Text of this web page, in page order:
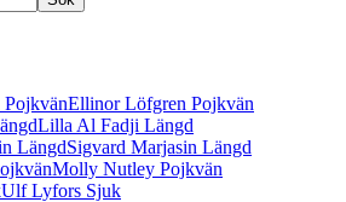
Ellinor Löfgren Pojkvän
Lilla Al Fadji Längd
Sigvard Marjasin Längd
Molly Nutley Pojkvän
Ulf Lyfors Sjuk